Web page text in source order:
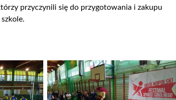
przyczynili się do przygotowania i zakupu